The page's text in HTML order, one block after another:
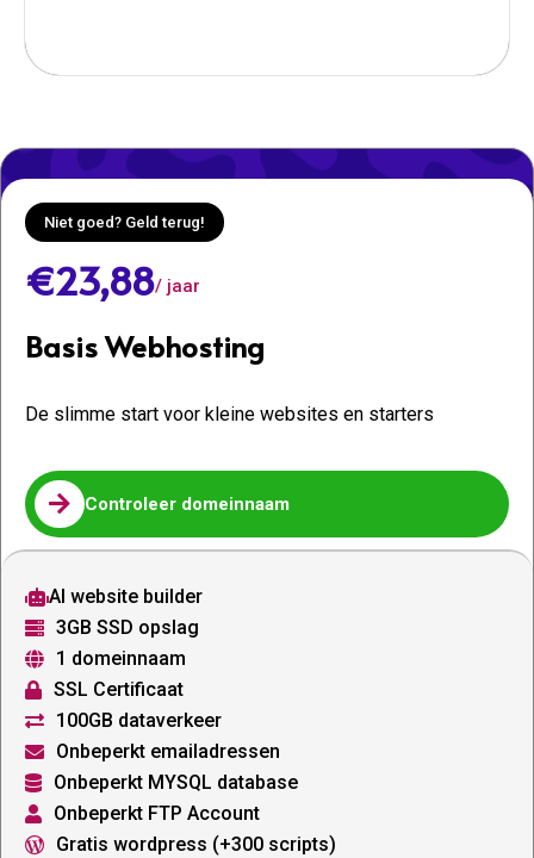
Niet goed? Geld terug!
€23,88/ jaar
Basis Webhosting
De slimme start voor kleine websites en starters
 Controleer domeinnaam
AI website builder
 3GB SSD opslag
 1 domeinnaam
 SSL Certificaat
 100GB dataverkeer
 Onbeperkt emailadressen
 Onbeperkt MYSQL database
 Onbeperkt FTP Account
 Gratis wordpress (+300 scripts)